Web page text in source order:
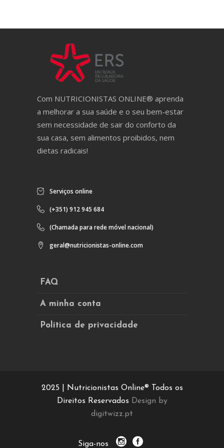
chosen
the
product
page
Com NUTRICIONISTAS ONLINE® aprenda
a melhorar a sua saúde e o seu bem-estar
sem necessidade de sair do conforto da
sua casa, sem alimentos proibidos, nem
dietas radicais!
Serviços online
(+351) 912 945 684
(Chamada para rede móvel nacional)
geral@nutricionistas-online.com
FAQ
A minha conta
Política de privacidade
2025 | Nutricionistas Online® Todos os
Direitos Reservados Design by
digitwizz.pt
Siga-nos